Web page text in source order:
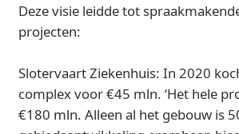
Deze visie leidde tot
projecten:
Slotervaart Ziekenhuis: In 2020
complex voor €45 mln. ‘Het hele
€180 mln. Alleen al het gebouw is